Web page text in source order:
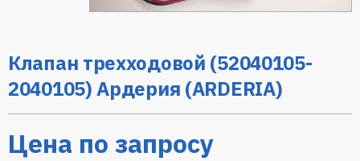
Клапан трехходовой (52040105-
2040105) Ардерия (ARDERIA)
Цена по запросу